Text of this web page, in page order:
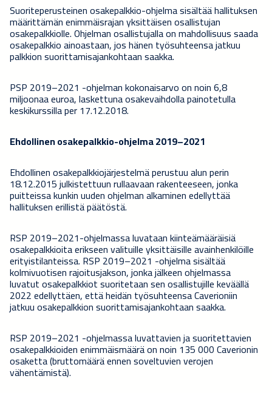
Suoriteperusteinen osakepalkkio-ohjelma sisältää hallituksen
määrittämän enimmäisrajan yksittäisen osallistujan
osakepalkkiolle. Ohjelman osallistujalla on mahdollisuus saada
osakepalkkio ainoastaan, jos hänen työsuhteensa jatkuu
palkkion suorittamisajankohtaan saakka.
PSP 2019–2021 -ohjelman kokonaisarvo on noin 6,8
miljoonaa euroa, laskettuna osakevaihdolla painotetulla
keskikurssilla per 17.12.2018.
Ehdollinen osakepalkkio-ohjelma 2019–2021
Ehdollinen osakepalkkiojärjestelmä perustuu alun perin
18.12.2015 julkistettuun rullaavaan rakenteeseen, jonka
puitteissa kunkin uuden ohjelman alkaminen edellyttää
hallituksen erillistä päätöstä.
RSP 2019–2021-ohjelmassa luvataan kiinteämääräisiä
osakepalkkioita erikseen valituille yksittäisille avainhenkilöille
erityistilanteissa. RSP 2019–2021 -ohjelma sisältää
kolmivuotisen rajoitusjakson, jonka jälkeen ohjelmassa
luvatut osakepalkkiot suoritetaan sen osallistujille keväällä
2022 edellyttäen, että heidän työsuhteensa Caverioniin
jatkuu osakepalkkion suorittamisajankohtaan saakka.
RSP 2019–2021 -ohjelmassa luvattavien ja suoritettavien
osakepalkkioiden enimmäismäärä on noin 135 000 Caverionin
osaketta (bruttomäärä ennen soveltuvien verojen
vähentämistä).